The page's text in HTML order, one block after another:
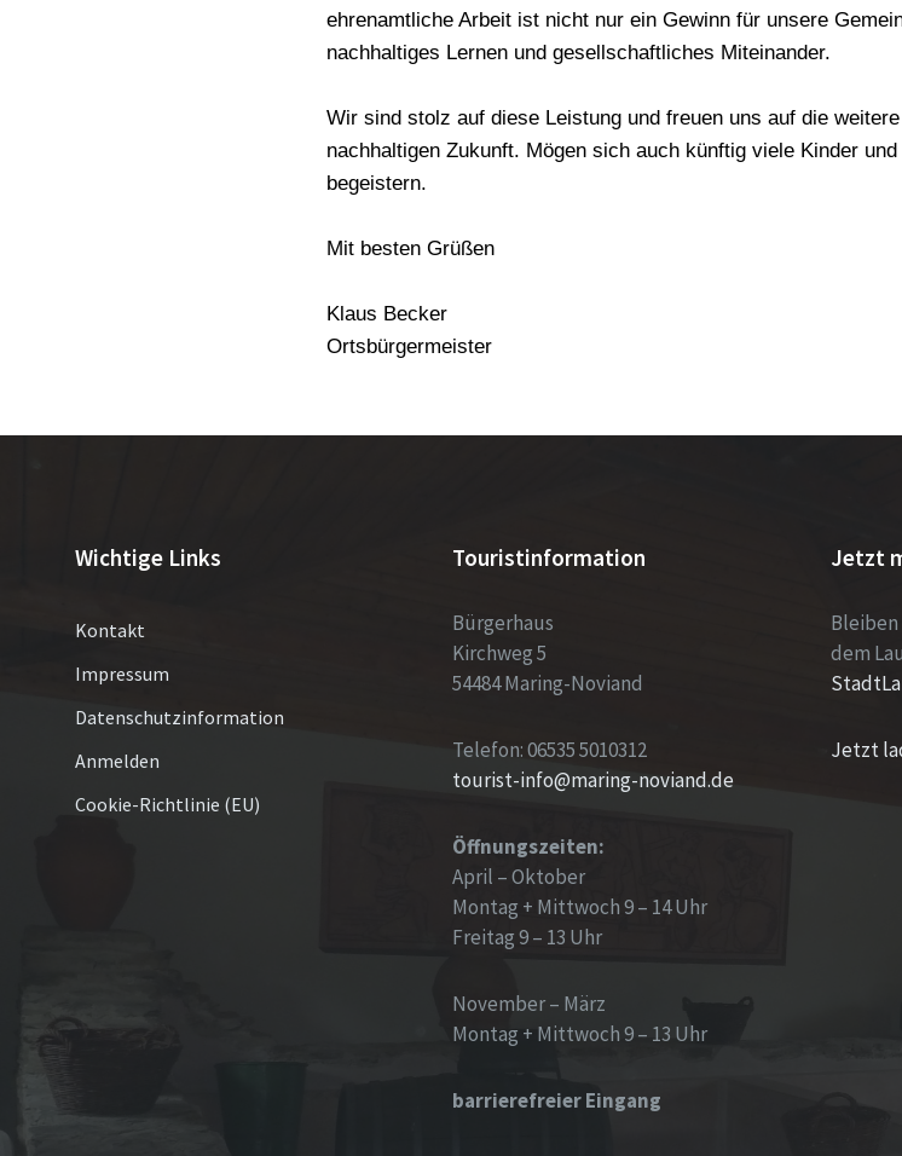
ehrenamtliche Arbeit ist nicht nur ein Gewinn für unsere
nachhaltiges Lernen und gesellschaftliches Miteinander.
Wir sind stolz auf diese Leistung und freuen uns auf die
nachhaltigen Zukunft. Mögen sich auch künftig viele Kinder
begeistern.
Mit besten Grüßen
Klaus Becker
Ortsbürgermeister
Wichtige Links
Kontakt
Impressum
Datenschutzinformation
Anmelden
Cookie-Richtlinie (EU)
Touristinformation
Bürgerhaus
Kirchweg 5
54484 Maring-Noviand
Telefon: 06535 5010312
tourist-info@maring-noviand.de
Öffnungszeiten:
April – Oktober
Montag + Mittwoch 9 – 14 Uhr
Freitag 9 – 13 Uhr
November – März
Montag + Mittwoch 9 – 13 Uhr
barrierefreier Eingang
Jetzt
dem
Jetzt